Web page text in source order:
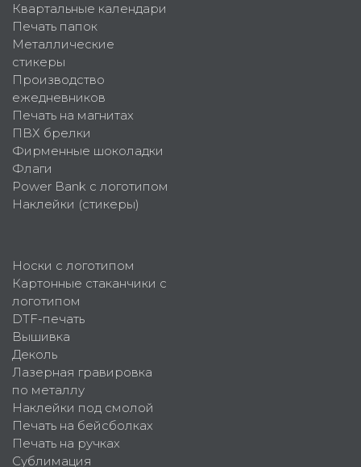
Квартальные календари
Печать папок
Металлические
стикеры
Производство
ежедневников
Печать на магнитах
ПВХ брелки
Фирменные шоколадки
Флаги
Power Bank с логотипом
Наклейки (стикеры)
Носки с логотипом
Картонные стаканчики с
логотипом
DTF-печать
Вышивка
Деколь
Лазерная гравировка
по металлу
Наклейки под смолой
Печать на бейсболках
Печать на ручках
Сублимация